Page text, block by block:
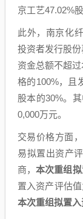
京工艺47.02%股
此外，南京化
投资者发行股
资金总额不超
格的100%，且
股本的30%。
0,000万元。
交易价格方面
易拟置出资产
商，本次重组拟
置入资产评估
本次重组拟置入